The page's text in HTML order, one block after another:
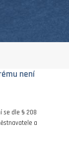
není
se dle § 208
a